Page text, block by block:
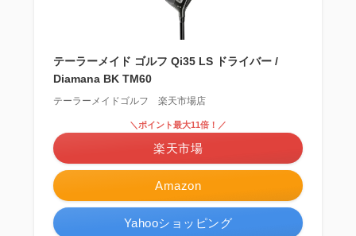
テーラーメイド ゴルフ Qi35 LS ドライバー /
Diamana BK TM60
テーラーメイドゴルフ 楽天市場店
Amazon
＼ポイント最大11倍！／
楽天市場
Yahooショッピング